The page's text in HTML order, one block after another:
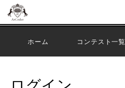
ホーム コンテスト一覧